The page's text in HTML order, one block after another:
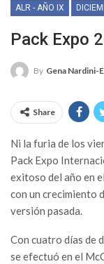
ALR - AÑO IX
Pack Expo
By Gena Nardini-
Share
Ni la furia de los
Pack Expo
exitoso del año en
con un crecimiento
versión pasada.
Con cuatro días de
se efectuó en el